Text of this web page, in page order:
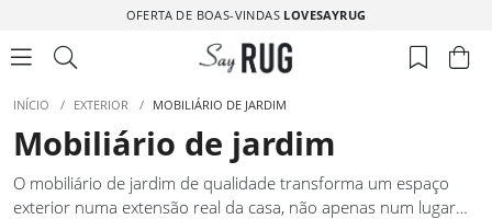
OFERTA DE BOAS-VINDAS LOVESAYRUG
INÍCIO / EXTERIOR / MOBILIÁRIO DE JARDIM
Mobiliário de jardim
O mobiliário de jardim de qualidade transforma um espaço
exterior numa extensão real da casa, não apenas num lugar